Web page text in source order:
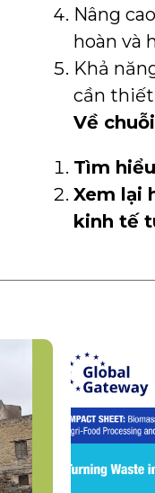
Nâng
hoàn và
Khả
cần
Về
Tìm
Xem lại
kinh tế